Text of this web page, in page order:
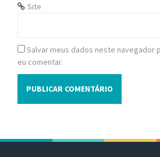
Site
Salvar meus dados neste navegador
eu comentar.